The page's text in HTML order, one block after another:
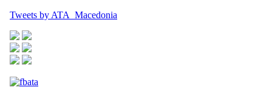
Tweets by ATA_Macedonia